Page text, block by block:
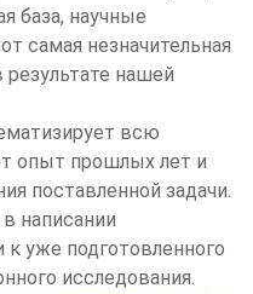
база, научные
самая незначительная
результате нашей
всю
опыт прошлых лет и
поставленной задачи.
написании
уже подготовленного
исследования.